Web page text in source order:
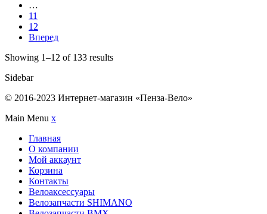
…
11
12
Вперед
Showing 1–12 of 133 results
Sidebar
© 2016-2023 Интернет-магазин «Пенза-Вело»
Main Menu x
Главная
О компании
Мой аккаунт
Корзина
Контакты
Велоаксессуары
Велозапчасти SHIMANO